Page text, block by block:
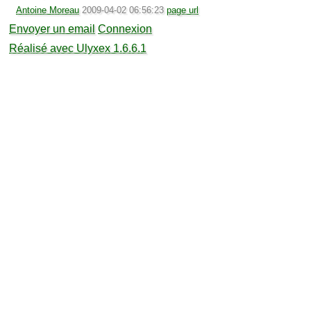
Antoine Moreau 2009-04-02 06:56:23 page url
Envoyer un email Connexion
Réalisé avec Ulyxex 1.6.6.1